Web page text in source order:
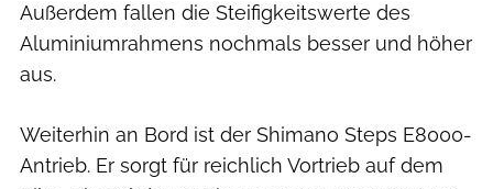
Außerdem fallen die Steifigkeitswerte des
Aluminiumrahmens nochmals besser und höher
aus.
Weiterhin an Bord ist der Shimano Steps E8000-
Antrieb. Er sorgt für reichlich Vortrieb auf dem